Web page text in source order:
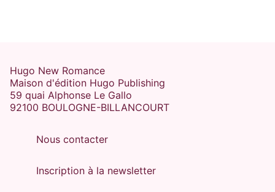
Hugo New Romance
Maison d'édition Hugo Publishing
59 quai Alphonse Le Gallo
92100 BOULOGNE-BILLANCOURT
Nous contacter
Inscription à la newsletter